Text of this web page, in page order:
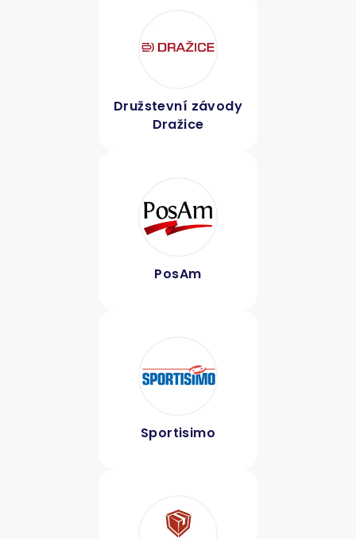
Družstevní závody
Dražice
PosAm
Sportisimo